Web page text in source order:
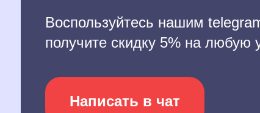
Воспользуйтесь нашим
получите скидку 5% на любую
Написать в чат